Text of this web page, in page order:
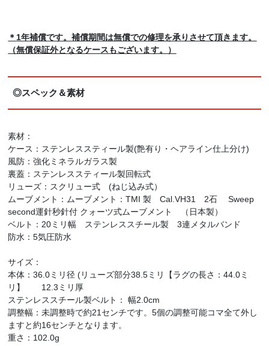
＊ 1年補償です。補償期間は無償での修理を承りさせて頂きます。
（無償保証外となるケースもございます。）
◎スペック＆素材
素材：
ケース：ステンレススティール製(艶有り・ヘアライン仕上分け)
風防：強化ミネラルガラス製
裏蓋：ステンレススティール製回転式
リューズ：スクリュー式 (ねじ込み式）
ムーブメント：ムーブメント：TMI 製 Cal.VH31 2石 Sweep
second運針秒針付 クォーツ式ムーブメント （日本製）
ベルト：20ミリ幅 ステンレススチール製 3連メタルバンド
防水：5気圧防水
サイズ：
本体：36.0ミリ径 (リューズ部分38.5ミリ【ラグの長さ：44.0ミ
リ】 12.3ミリ厚
ステンレススチール製ベルト： 幅2.0cm
調整幅：未調整時で約21センチです。5個の調整可能コマ全て外し
ますと約16センチとなります。
重さ：102.0g